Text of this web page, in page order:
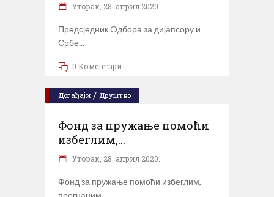
Уторак, 28. април 2020.
Предсједник Oдбора за дијапсору и
Србе
0 Коментари
Догађаји / Друштво
Фонд за пружање помоћи
избеглим,...
Уторак, 28. април 2020.
Фонд за пружање помоћи избеглим,
прогнаним